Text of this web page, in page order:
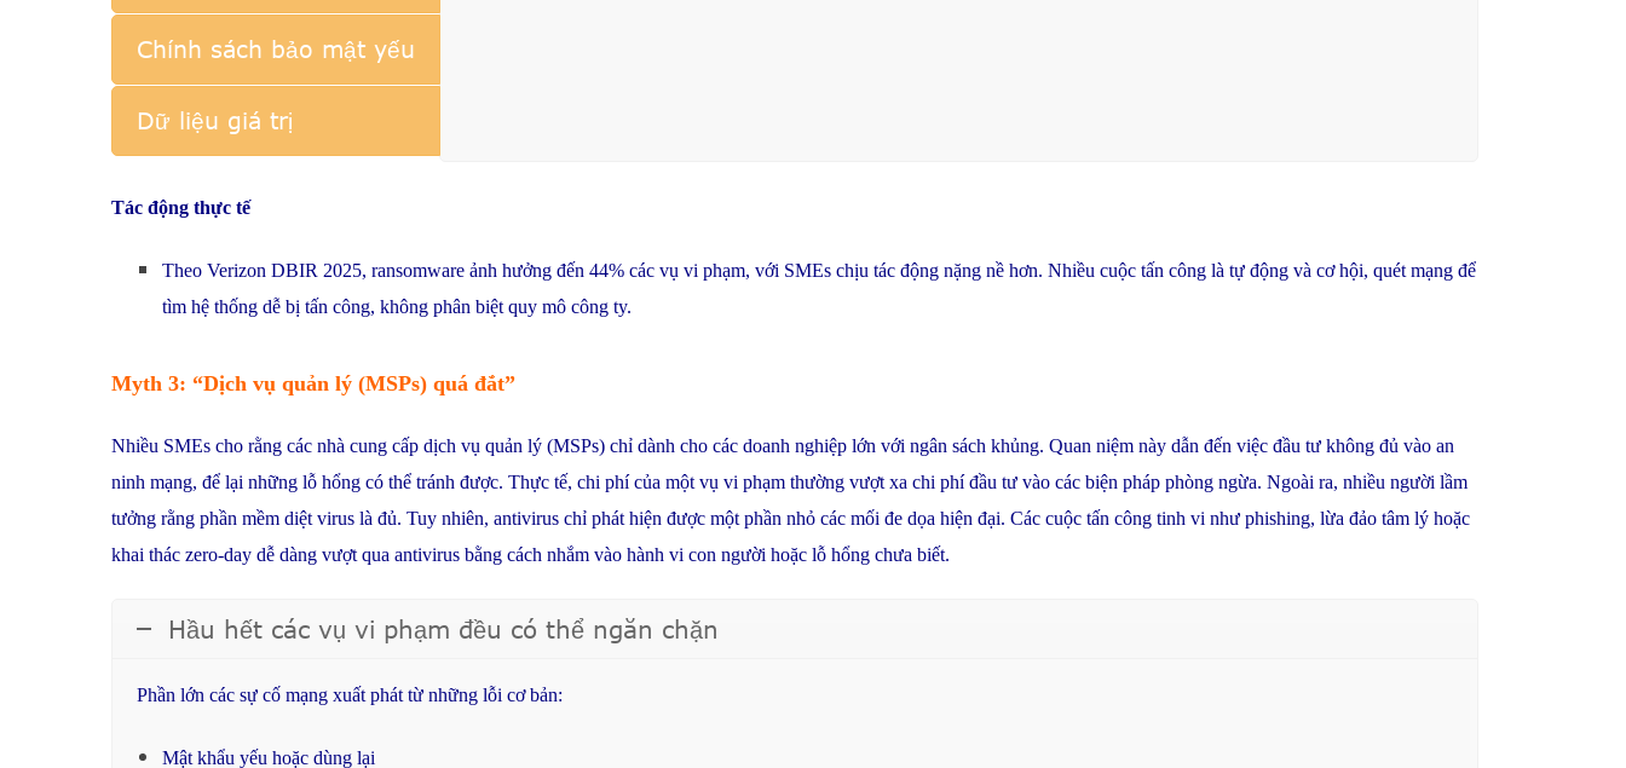
Chính sách bảo mật yếu
Dữ liệu giá trị
Tác động thực tế
Theo Verizon DBIR 2025, ransomware ảnh hưởng đến 44% các vụ vi phạm, với SMEs chịu tác động nặng nề hơn. Nhiều cuộc tấn công là tự động và cơ hội, quét mạng để
tìm hệ thống dễ bị tấn công, không phân biệt quy mô công ty.
Myth 3: “Dịch vụ quản lý (MSPs) quá đắt”
Nhiều SMEs cho rằng các nhà cung cấp dịch vụ quản lý (MSPs) chỉ dành cho các doanh nghiệp lớn với ngân sách khủng. Quan niệm này dẫn đến việc đầu tư không đủ vào an
ninh mạng, để lại những lỗ hổng có thể tránh được. Thực tế, chi phí của một vụ vi phạm thường vượt xa chi phí đầu tư vào các biện pháp phòng ngừa. Ngoài ra, nhiều người lầm
tưởng rằng phần mềm diệt virus là đủ. Tuy nhiên, antivirus chỉ phát hiện được một phần nhỏ các mối đe dọa hiện đại. Các cuộc tấn công tinh vi như phishing, lừa đảo tâm lý hoặc
khai thác zero-day dễ dàng vượt qua antivirus bằng cách nhắm vào hành vi con người hoặc lỗ hổng chưa biết.
Hầu hết các vụ vi phạm đều có thể ngăn chặn
Phần lớn các sự cố mạng xuất phát từ những lỗi cơ bản:
Mật khẩu yếu hoặc dùng lại